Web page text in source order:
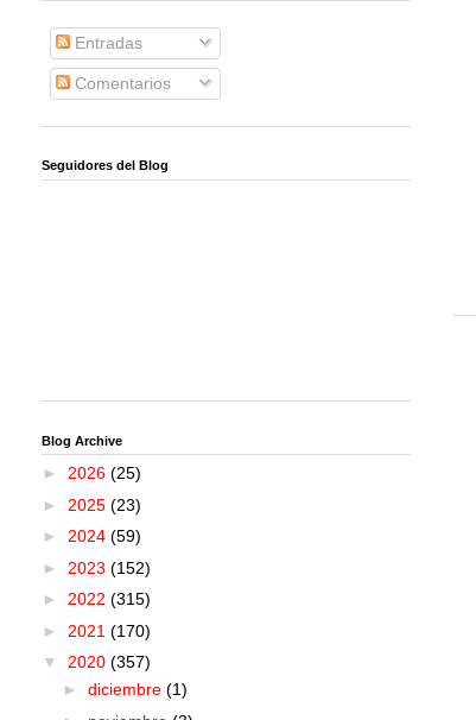
Entradas
Comentarios
Seguidores del Blog
Blog Archive
► 2026 (25)
► 2025 (23)
► 2024 (59)
► 2023 (152)
► 2022 (315)
► 2021 (170)
▼ 2020 (357)
► diciembre (1)